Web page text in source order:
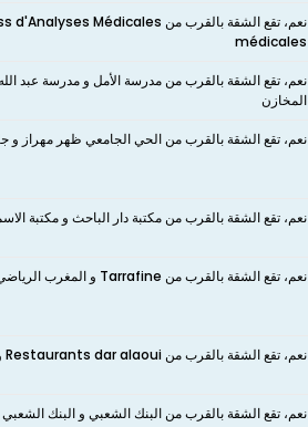
médicales
نعم، تقع الشقة بالقرب من مدرسة الأمل و مدرسة عبد
المخازن
نعم، تقع الشقة بالقرب من الحي الجامعي ظهر مهراز و
نعم، تقع الشقة بالقرب من مكتبة دار الباحث و مكتبة
نعم، تقع الشقة بالقرب من Tarrafine و المغرب الرياضي الفاسي المتجر الرسمي و رشيد مول الحانوت و مول البصرة
نعم، تقع الشقة بالقرب من Restaurants dar alaoui و DAR HAMMAD و Restaurant Palais Fes Yahya
نعم، تقع الشقة بالقرب من البنك الشعبي و البنك الشعبي